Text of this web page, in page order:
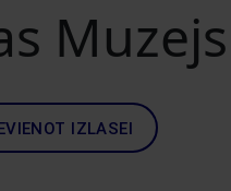
Muzejs
IZLASEI